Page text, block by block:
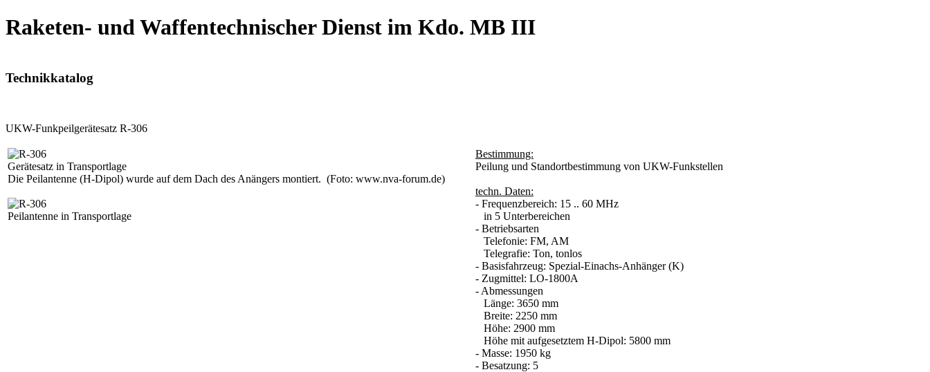
Raketen- und Waffentechnischer Dienst im Kdo. MB III
Technikkatalog
UKW-Funkpeilgerätesatz R-306
Gerätesatz in Transportlage
Die Peilantenne (H-Dipol) wurde auf dem Dach des Anängers montiert. (Foto: www.nva-forum.de)
Peilantenne in Transportlage
Bestimmung:
Peilung und Standortbestimmung von UKW-Funkstellen
techn. Daten:
- Frequenzbereich: 15 .. 60 MHz
in 5 Unterbereichen
- Betriebsarten
Telefonie: FM, AM
Telegrafie: Ton, tonlos
- Basisfahrzeug: Spezial-Einachs-Anhänger (K)
- Zugmittel: LO-1800A
- Abmessungen
Länge: 3650 mm
Breite: 2250 mm
Höhe: 2900 mm
Höhe mit aufgesetztem H-Dipol: 5800 mm
- Masse: 1950 kg
- Besatzung: 5